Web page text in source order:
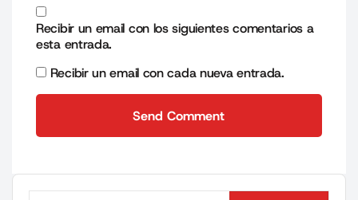
Recibir un email con los siguientes comentarios a
esta entrada.
Recibir un email con cada nueva entrada.
Send Comment